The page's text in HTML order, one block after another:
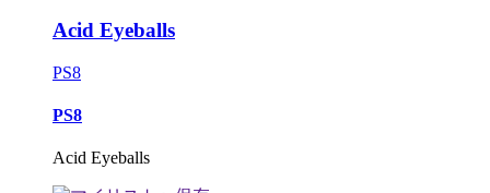
Acid Eyeballs
PS8
PS8
Acid Eyeballs